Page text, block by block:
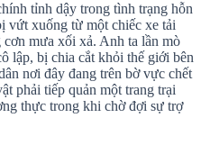
tỉnh dậy trong tình trạng hỗn
vứt xuống từ một chiếc xe tải
mưa xối xả. Anh ta lần mò
lập, bị chia cắt khỏi thế giới bên
nơi đây đang trên bờ vực chết
phải tiếp quản một trang trại
thực trong khi chờ đợi sự trợ